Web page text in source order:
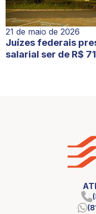
21 de maio de 2026
Juízes federais
salarial ser de R$